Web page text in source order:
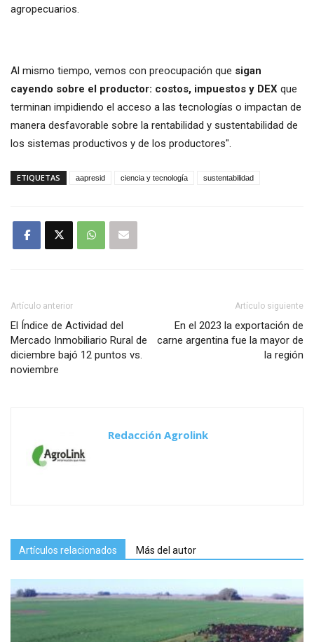
agropecuarios.
Al mismo tiempo, vemos con preocupación que sigan
cayendo sobre el productor: costos, impuestos y DEX que
terminan impidiendo el acceso a las tecnologías o impactan de
manera desfavorable sobre la rentabilidad y sustentabilidad de
los sistemas productivos y de los productores".
ETIQUETAS aapresid ciencia y tecnología sustentabilidad
Artículo anterior
El Índice de Actividad del
Mercado Inmobiliario Rural de
diciembre bajó 12 puntos vs.
noviembre
Artículo siguiente
En el 2023 la exportación de
carne argentina fue la mayor de
la región
Redacción Agrolink
Artículos relacionados Más del autor